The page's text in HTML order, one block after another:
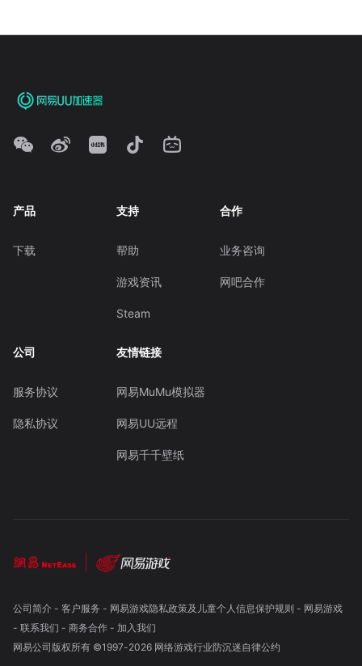
产品
下载
支持
帮助
游戏资讯
Steam
合作
业务咨询
网吧合作
公司
服务协议
隐私协议
友情链接
网易MuMu模拟器
网易UU远程
网易千千壁纸
公司简介- 客户服务 - 网易游戏隐私政策及儿童个人信息保护规则 - 网易游戏
- 联系我们 - 商务合作- 加入我们
网易公司版权所有 ©1997-2026 网络游戏行业防沉迷自律公约